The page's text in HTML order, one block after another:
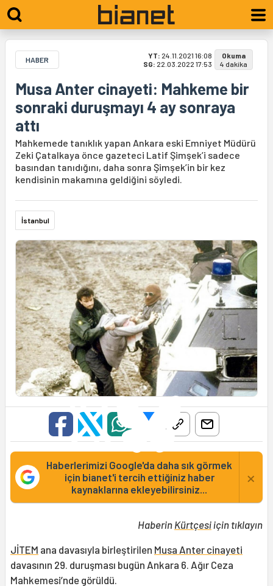
HABER YT: 24.11.2021 16:08
SG: 22.03.2022 17:53
Okuma
4 dakika
Musa Anter cinayeti: Mahkeme bir
sonraki duruşmayı 4 ay sonraya
attı
Mahkemede tanıklık yapan Ankara eski Emniyet Müdürü
Zeki Çatalkaya önce gazeteci Latif Şimşek’i sadece
basından tanıdığını, daha sonra Şimşek’in bir kez
kendisinin makamına geldiğini söyledi.
İstanbul
Haberlerimizi Google'da daha sık görmek
için bianet'i tercih ettiğiniz haber
kaynaklarına ekleyebilirsiniz...
×
Haberin Kürtçesiiçin tıklayın
JİTEM ana davasıyla birleştirilen Musa Anter cinayeti
davasının 29. duruşması bugün Ankara 6. Ağır Ceza
Mahkemesi’nde görüldü.